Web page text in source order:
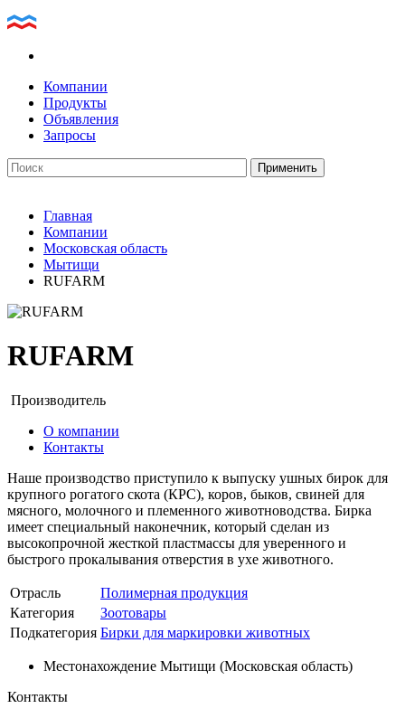
Компании
Продукты
Объявления
Запросы
Главная
Компании
Московская область
Мытищи
RUFARM
RUFARM
Производитель
О компании
Контакты
Наше производство приступило к выпуску ушных бирок для
крупного рогатого скота (КРС), коров, быков, свиней для
мясного, молочного и племенного животноводства. Бирка
имеет специальный наконечник, который сделан из
высокопрочной жесткой пластмассы для уверенного и
быстрого прокалывания отверстия в ухе животного.
Отрасль
Полимерная продукция
Категория
Зоотовары
Подкатегория Бирки для маркировки животных
Местонахождение Мытищи (Московская область)
Контакты